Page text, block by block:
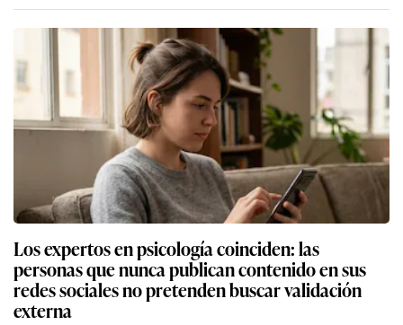
Los expertos en psicología coinciden: las
personas que nunca publican contenido en sus
redes sociales no pretenden buscar validación
externa